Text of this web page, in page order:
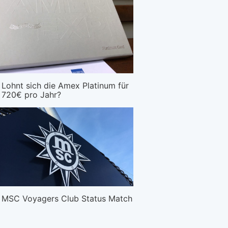
Lohnt sich die Amex Platinum für
720€ pro Jahr?
MSC Voyagers Club Status Match